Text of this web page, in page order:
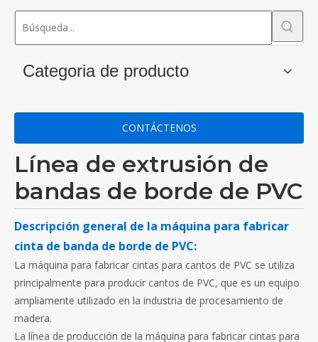
Categoria de producto
CONTÁCTENOS
Línea de extrusión de
bandas de borde de PVC
Descripción general de la máquina para fabricar
cinta de banda de borde de PVC:
La máquina para fabricar cintas para cantos de PVC se utiliza
principalmente para producir cantos de PVC, que es un equipo
ampliamente utilizado en la industria de procesamiento de
madera.
La línea de producción de la máquina para fabricar cintas para